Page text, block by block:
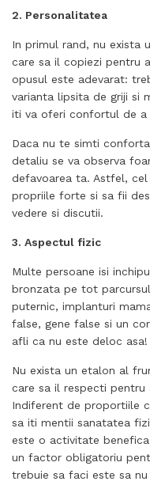
2. Personalitatea
In primul rand, nu exista
care sa il copiezi pentru
opusul este adevarat:
varianta lipsita de griji si
iti va oferi confortul de a
Daca nu te simti
detaliu se va observa
defavoarea ta. Astfel, cel
propriile forte si sa fii
vedere si discutii.
3. Aspectul fizic
Multe persoane isi
bronzata pe tot
puternic, implanturi
false, gene false si un
afli ca nu este deloc asa!
Nu exista un etalon al
care sa il respecti pentru
Indiferent de proportiile
sa iti mentii sanatatea
este o activitate
un factor obligatoriu
trebuie sa faci este sa